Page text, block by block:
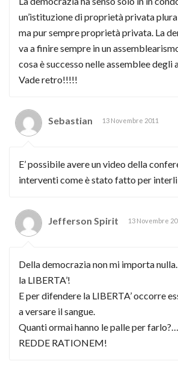
un’istituzione di proprietà privata
ma pur sempre proprietà privata. La
va a finire sempre in un
cosa è successo nelle assemblee degli
Vade retro!!!!!
Sebastian 13 Novembre 2011
E’ possibile avere un video della
interventi come è stato fatto per
Jefferson Spirit 13 Novembre
Della democrazia non mi importa nulla.
la LIBERTA’!
E per difendere la LIBERTA’ occorre
a versare il sangue.
Quanti ormai hanno le palle per farlo?…
REDDE RATIONEM!